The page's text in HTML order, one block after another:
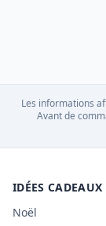
Les informations
Avant de
IDÉES CADEAUX
Noël